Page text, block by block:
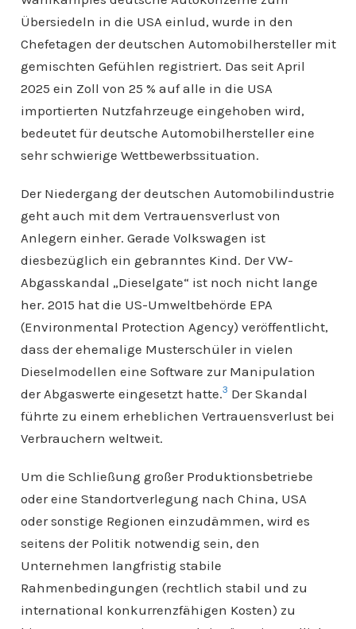
Übersiedeln in die USA einlud, wurde in den
Chefetagen der deutschen Automobilhersteller mit
gemischten Gefühlen registriert. Das seit April
2025 ein Zoll von 25 % auf alle in die USA
importierten Nutzfahrzeuge eingehoben wird,
bedeutet für deutsche Automobilhersteller eine
sehr schwierige Wettbewerbssituation.
Der Niedergang der deutschen Automobilindustrie
geht auch mit dem Vertrauensverlust von
Anlegern einher. Gerade Volkswagen ist
diesbezüglich ein gebranntes Kind. Der VW-
Abgasskandal „Dieselgate“ ist noch nicht lange
her. 2015 hat die US-Umweltbehörde EPA
(Environmental Protection Agency) veröffentlicht,
dass der ehemalige Musterschüler in vielen
Dieselmodellen eine Software zur Manipulation
der Abgaswerte eingesetzt hatte.3 Der Skandal
führte zu einem erheblichen Vertrauensverlust bei
Verbrauchern weltweit.
Um die Schließung großer Produktionsbetriebe
oder eine Standortverlegung nach China, USA
oder sonstige Regionen einzudämmen, wird es
seitens der Politik notwendig sein, den
Unternehmen langfristig stabile
Rahmenbedingungen (rechtlich stabil und zu
international konkurrenzfähigen Kosten) zu